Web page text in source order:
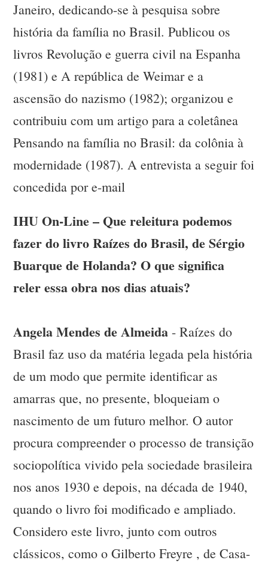
Janeiro, dedicando-se à pesquisa sobre
história da família no Brasil. Publicou os
livros Revolução e guerra civil na Espanha
(1981) e A república de Weimar e a
ascensão do nazismo (1982); organizou e
contribuiu com um artigo para a coletânea
Pensando na família no Brasil: da colônia à
modernidade (1987). A entrevista a seguir foi
concedida por e-mail
IHU On-Line – Que releitura podemos
fazer do livro Raízes do Brasil, de Sérgio
Buarque de Holanda? O que significa
reler essa obra nos dias atuais?
Angela Mendes de Almeida - Raízes do
Brasil faz uso da matéria legada pela história
de um modo que permite identificar as
amarras que, no presente, bloqueiam o
nascimento de um futuro melhor. O autor
procura compreender o processo de transição
sociopolítica vivido pela sociedade brasileira
nos anos 1930 e depois, na década de 1940,
quando o livro foi modificado e ampliado.
Considero este livro, junto com outros
clássicos, como o Gilberto Freyre , de Casa-